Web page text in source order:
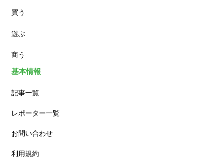
ランチ
カフェ
買う
遊ぶ
商う
基本情報
記事一覧
レポーター一覧
お問い合わせ
利用規約